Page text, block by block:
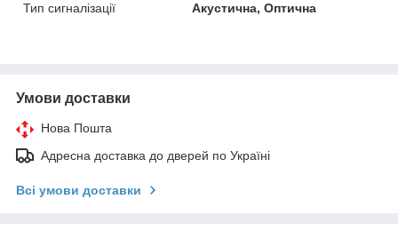
Тип сигналізації
Акустична, Оптична
Умови доставки
Нова Пошта
Адресна доставка до дверей по Україні
Всі умови доставки